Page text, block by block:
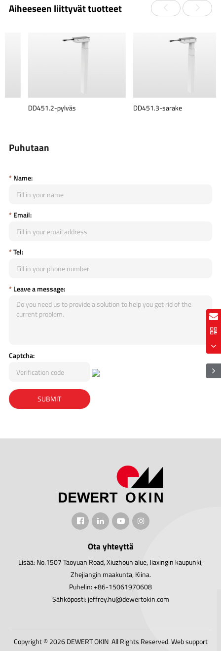
Aiheeseen liittyvät tuotteet
DD451.2-pylväs DD451.3-sarake
Puhutaan
*Name:
*Email:
*Tel:
*Leave a message:
Captcha:
Ota yhteyttä
Lisää: No.1507 Taoyuan Road, Xiuzhoun alue, Jiaxingin kaupunki,
Zhejiangin maakunta, Kiina.
Puhelin: +86-15061970608
Sähköposti: jeffrey.hu@dewertokin.com
Copyright © 2026 DEWERT OKIN All Rights Reserved.Web support